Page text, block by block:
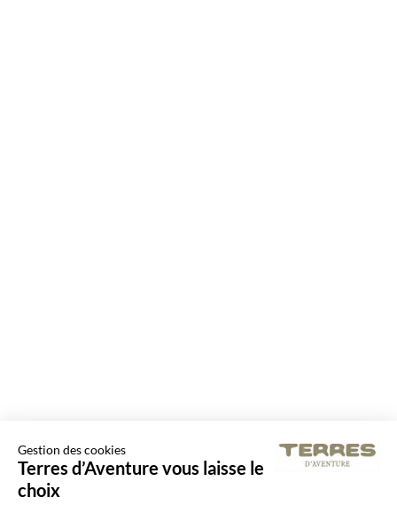
Gestion des cookies
Terres d’Aventure vous laisse le
choix